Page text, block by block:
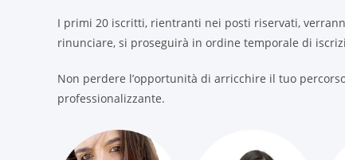
I primi 20 iscritti, rientranti nei posti riservati,
rinunciare, si proseguirà in ordine temporale di
Non perdere l’opportunità di arricchire il tuo
professionalizzante.